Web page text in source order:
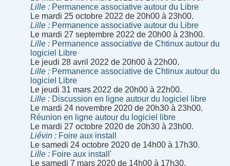
Lille
Permanence associative autour du Libre
Le mardi 25 octobre 2022 de 20h00 à 23h00.
Lille
Permanence associative autour du Libre
Le mardi 27 septembre 2022 de 20h00 à 23h00.
Lille
Permanence associative de Chtinux autour du
logiciel Libre
Le jeudi 28 avril 2022 de 20h00 à 22h00.
Lille
Permanence associative de Chtinux autour du
logiciel Libre
Le jeudi 31 mars 2022 de 20h00 à 22h00.
Lille
Discussion en ligne autour du logiciel libre
Le mardi 24 novembre 2020 de 20h30 à 23h00.
Réunion en ligne autour du logiciel libre
Le mardi 27 octobre 2020 de 20h30 à 23h00.
Liévin
Foire aux install
Le samedi 24 octobre 2020 de 14h00 à 17h30.
Lille
Foire aux install'
Le samedi 7 mars 2020 de 14h00 à 17h30.